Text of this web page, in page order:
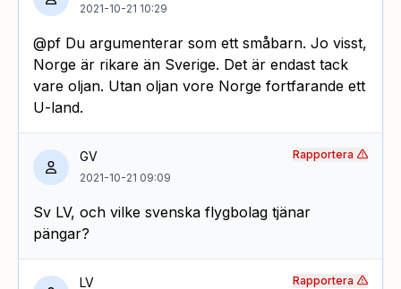
2021-10-21 10:29
@pf Du argumenterar som ett småbarn. Jo visst,
Norge är rikare än Sverige. Det är endast tack
vare oljan. Utan oljan vore Norge fortfarande ett
U-land.
GV
2021-10-21 09:09
Sv LV, och vilke svenska flygbolag tjänar
pängar?
Rapportera
LV Rapportera